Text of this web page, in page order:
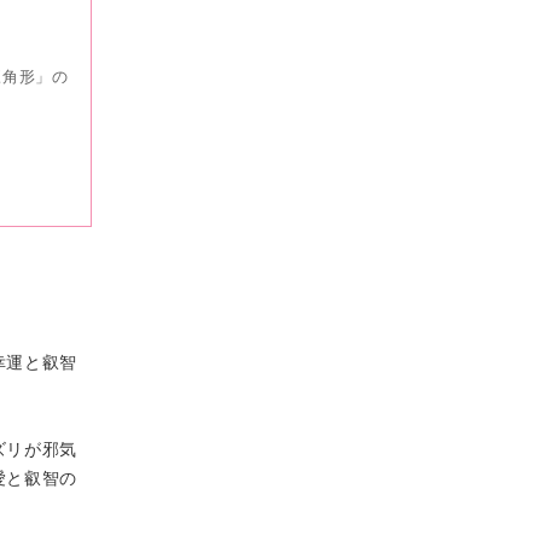
形」の
と叡智
が邪気
叡智の